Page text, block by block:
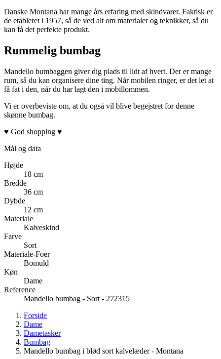
Danske Montana har mange års erfaring med skindvarer. Faktisk er
de etableret i 1957, så de ved alt om materialer og teknikker, så du
kan få det perfekte produkt.
Rummelig bumbag
Mandello bumbaggen giver dig plads til lidt af hvert. Der er mange
rum, så du kan organisere dine ting. Når mobilen ringer, er det let at
få fat i den, når du har lagt den i mobillommen.
Vi er overbeviste om, at du også vil blive begejstret for denne
skønne bumbag.
♥ God shopping ♥
Mål og data
Højde
18 cm
Bredde
36 cm
Dybde
12 cm
Materiale
Kalveskind
Farve
Sort
Materiale-Foer
Bomuld
Køn
Dame
Reference
Mandello bumbag - Sort - 272315
Forside
Dame
Dametasker
Bumbag
Mandello bumbag i blød sort kalvelæder - Montana